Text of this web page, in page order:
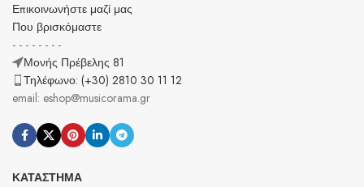
Επικοινωνήστε μαζί μας
Που βρισκόμαστε
- - - - - - - -
Μονής Πρέβελης 81
Τηλέφωνο: (+30) 2810 30 11 12
email: eshop@musicorama.gr
ΚΑΤΆΣΤΗΜΑ